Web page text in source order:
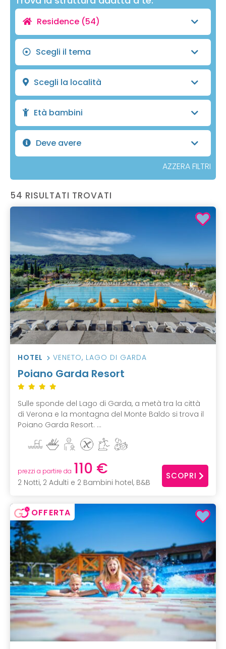
Residence (54)
Scegli il tema
Scegli la località
Età bambini
Deve avere
AZZERA FILTRI
54 RISULTATI TROVATI
HOTEL VENETO, LAGO DI GARDA
Poiano Garda Resort
Sulle sponde del Lago di Garda, a metà tra la città
di Verona e la montagna del Monte Baldo si trova il
Poiano Garda Resort. ...
prezzi a partire da 110 €
2 Notti, 2 Adulti e 2 Bambini hotel, B&B
SCOPRI
OFFERTA